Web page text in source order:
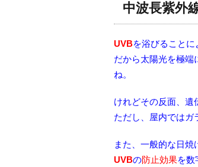
中波長紫外
UVBを浴びることに
だから太陽光を極端
ね。
けれどその反面、遺
ただし、屋内ではガ
また、一般的な日
UVBの防止効果を数